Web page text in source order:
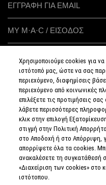
ΕΓΓΡΑΦΗ ΓΙΑ EMAIL
ΜΥ M·A·C / ΕΙΣΟΔΟΣ
Χρησιμοποιούμε cookies για
ιστότοπό μας, ώστε να σας
περιεχόμενο, διαφημίσεις
περιεχόμενο από κοινωνικές
επιλέξετε τις προτιμήσεις
λάβετε περισσότερες
κλικ στην επιλογή
στιγμή στην Πολιτική
στο Αποδοχή ή στο Απόρριψη,
απορρίψετε όλα τα cookies.
ανακαλέσετε τη συγκατάθεσή
«Διαχείριση των cookies» στο
ιστότοπου.